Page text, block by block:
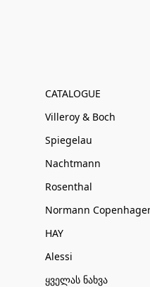
CATALOGUE
Villeroy & Boch
Spiegelau
Nachtmann
Rosenthal
Normann
HAY
Alessi
ყველას ნახვა